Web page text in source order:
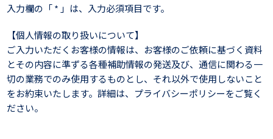
入力欄の「 * 」は、入力必須項目です。
【個人情報の取り扱いについて】
ご入力いただくお客様の情報は、お客様のご依頼に基づく資料
とその内容に準ずる各種補助情報の発送及び、通信に関わる一
切の業務でのみ使用するものとし、それ以外で使用しないこと
をお約束いたします。詳細は、プライバシーポリシーをご覧く
ださい。